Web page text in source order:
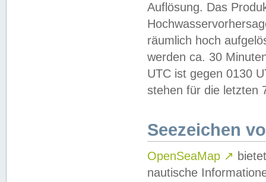
Auflösung. Das
räumlich hoch
werden ca. 30
UTC ist gegen 0130
stehen für die letzten
Seezeichen
OpenSeaMap ↗
nautische